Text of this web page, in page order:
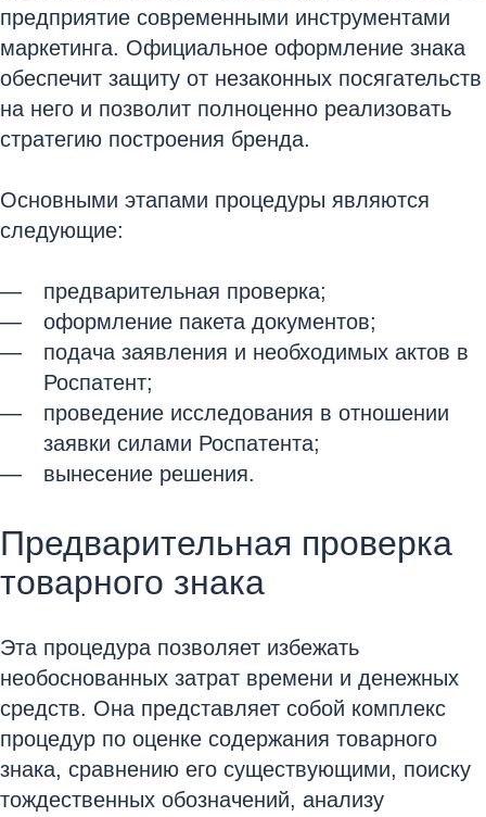
предприятие современными инструментами
маркетинга. Официальное оформление знака
обеспечит защиту от незаконных посягательств
на него и позволит полноценно реализовать
стратегию построения бренда.
Основными этапами процедуры являются
следующие:
предварительная проверка;
оформление пакета документов;
подача заявления и необходимых актов в
Роспатент;
проведение исследования в отношении
заявки силами Роспатента;
вынесение решения.
Предварительная проверка
товарного знака
Эта процедура позволяет избежать
необоснованных затрат времени и денежных
средств. Она представляет собой комплекс
процедур по оценке содержания товарного
знака, сравнению его существующими, поиску
тождественных обозначений, анализу